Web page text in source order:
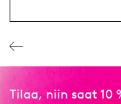
Tilaa, niin saat 10